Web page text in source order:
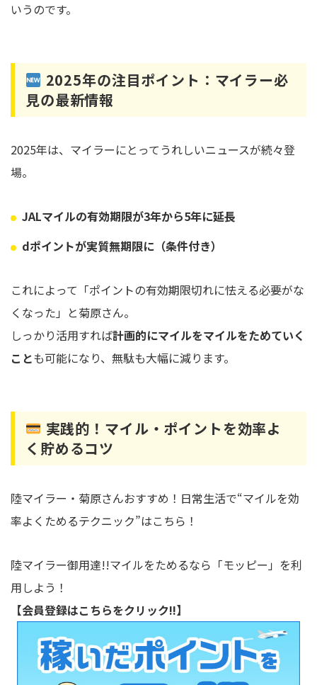
いうのです。
2025年の注目ポイント：マイラー必
見の最新情報
2025年は、マイラーにとってうれしいニュースが続々登
場。
JALマイルの有効期限が3年から5年に延長
dポイントが実質無期限に（条件付き）
これによって「ポイントの有効期限切れに怯える必要がな
くなった」と菊原さん。
しっかり活用すれば計画的にマイルをマイルをためていく
ことも可能になり、無駄も大幅に減ります。
実践的！マイル・ポイントを効率よ
く貯めるコツ
陸マイラー・菊原さんおすすめ！日常生活で“マイルを効
率よくためるテクニック”はこちら！
陸マイラー御用達!!マイルをためるなら「モッピー」を利
用しよう！
【会員登録はこちらをクリック!!】